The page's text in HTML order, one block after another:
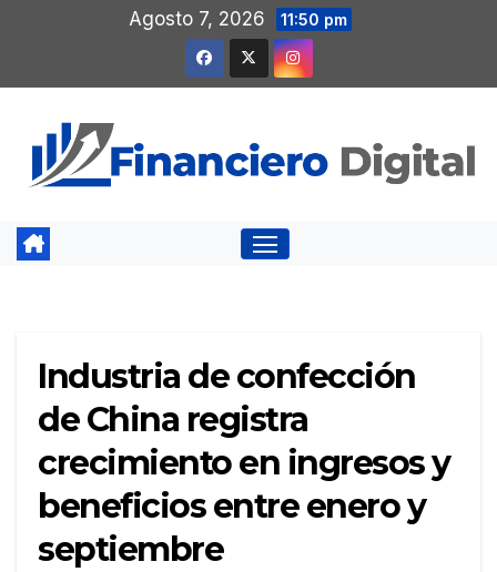
contenido
Agosto 7, 2026 11:50 pm
Industria de confección
de China registra
crecimiento en ingresos y
beneficios entre enero y
septiembre